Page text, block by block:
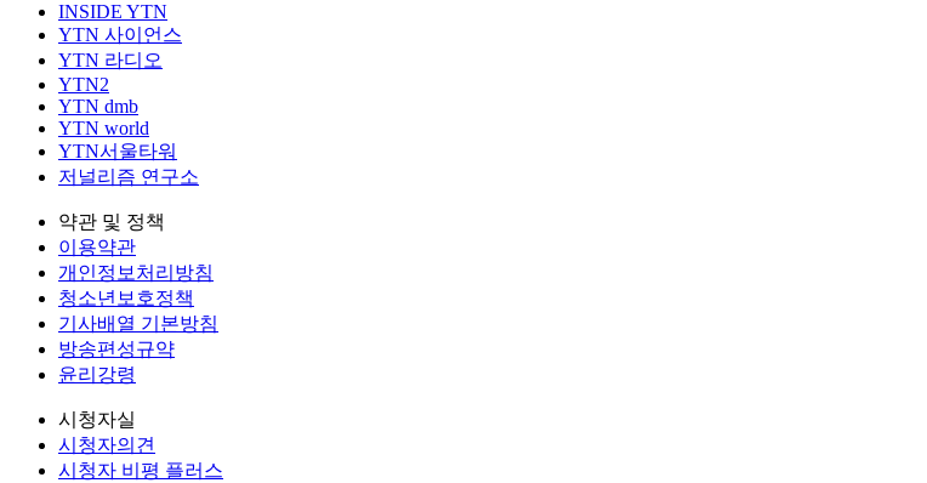
INSIDE YTN
YTN 사이언스
YTN 라디오
YTN2
YTN dmb
YTN world
YTN서울타워
저널리즘 연구소
약관 및 정책
이용약관
개인정보처리방침
청소년보호정책
기사배열 기본방침
방송편성규약
윤리강령
시청자실
시청자의견
시청자 비평 플러스